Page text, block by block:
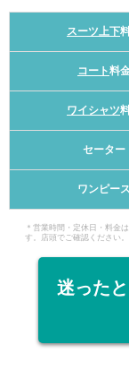
スーツ上下
コート料
ワイシャツ
セーター
ワンピース
＊営業時間・定休日・料金
す。店頭でご確認ください。
迷った